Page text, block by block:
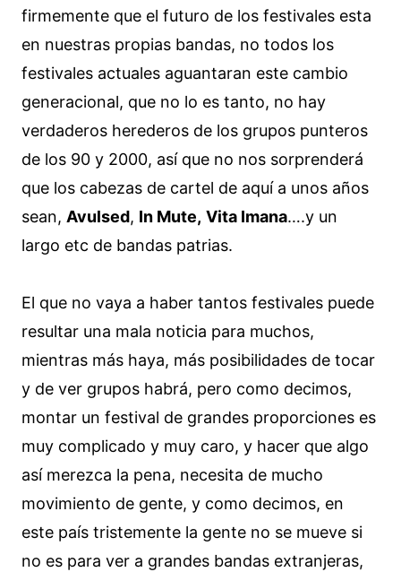
firmemente que el futuro de los festivales esta
en nuestras propias bandas, no todos los
festivales actuales aguantaran este cambio
generacional, que no lo es tanto, no hay
verdaderos herederos de los grupos punteros
de los 90 y 2000, así que no nos sorprenderá
que los cabezas de cartel de aquí a unos años
sean, Avulsed, In Mute, Vita Imana….y un
largo etc de bandas patrias.
El que no vaya a haber tantos festivales puede
resultar una mala noticia para muchos,
mientras más haya, más posibilidades de tocar
y de ver grupos habrá, pero como decimos,
montar un festival de grandes proporciones es
muy complicado y muy caro, y hacer que algo
así merezca la pena, necesita de mucho
movimiento de gente, y como decimos, en
este país tristemente la gente no se mueve si
no es para ver a grandes bandas extranjeras,